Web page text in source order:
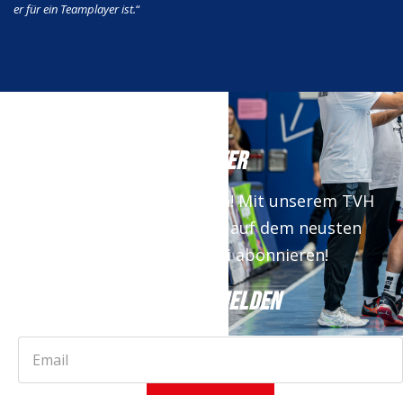
er für ein Teamplayer ist.“
NEWSLETTER
Keine News mehr verpassen! Mit unserem TVH
Newsletter bist du immer auf dem neusten
Stand. Jetzt kostenfrei abonnieren!
JETZT ANMELDEN